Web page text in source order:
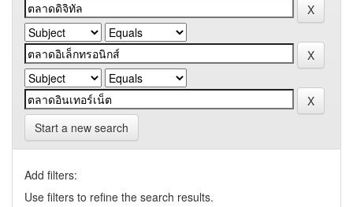
Start a new search
Add filters:
Use filters to refine the search results.